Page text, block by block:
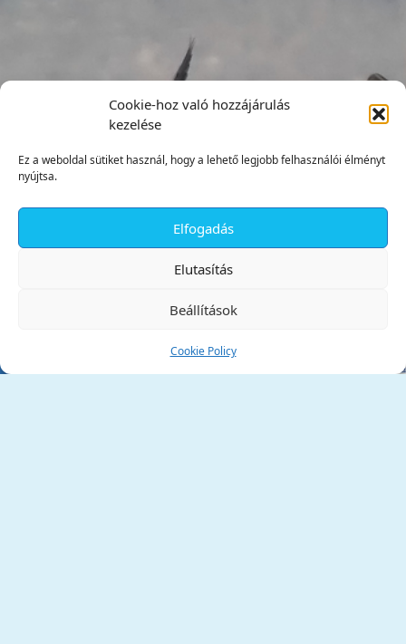
Cookie-hoz való hozzájárulás
kezelése
Ez a weboldal sütiket használ, hogy a lehető legjobb felhasználói élményt
nyújtsa.
Elfogadás
Elutasítás
Beállítások
Cookie Policy
Tata Város Önkormányzata
✕